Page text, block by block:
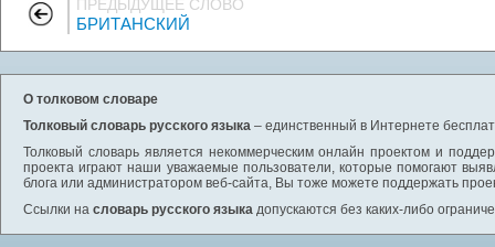
ПРЕДЫДУЩЕЕ СЛОВО
БРИТАНСКИЙ
О толковом словаре
Толковый словарь русского языка – единственный в Интернете
Толковый словарь является некоммерческим онлайн проектом и
проекта играют наши уважаемые пользователи, которые помогают
блога или администратором веб-сайта, Вы тоже можете поддержать
Ссылки на словарь русского языка допускаются без каких-либо